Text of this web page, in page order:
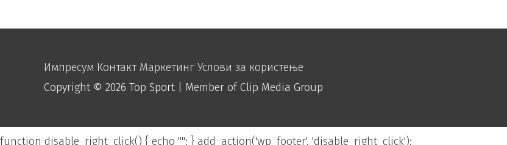
Импресум Контакт Маркетинг Услови за користење
Copyright © 2026 Top Sport | Member of Clip Media Group
function disable_right_click() { echo ""; } add_action('wp_footer', 'disable_right_click');